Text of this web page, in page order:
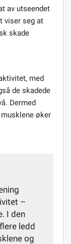
av utseendet
viser seg at
skade
med
de skadede
Dermed
øker
–
I den
ledd
og